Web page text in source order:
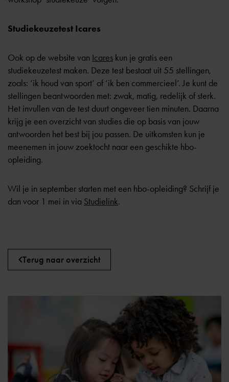
Studiekeuzetest Icares
Ook op de website van Icares kun je gratis een
studiekeuzetest maken. Deze test bestaat uit 55 stellingen,
zoals: ‘ik houd van sport’ of ‘ik ben commercieel’. Je kunt de
stellingen beantwoorden met: zwak, matig, redelijk of sterk.
Het invullen van de test duurt ongeveer tien minuten. Daarna
krijg je een overzicht van studies die op basis van jouw
antwoorden het best bij jou passen. De uitkomsten kun je
meenemen in jouw zoektocht naar een geschikte hbo-
opleiding.
Wil je in september starten met een hbo-opleiding? Schrijf je
dan voor 1 mei in via Studielink.
Terug naar overzicht